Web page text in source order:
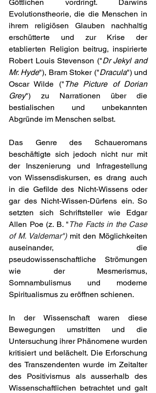
Göttlichen vordringt. Darwins
Evolutionstheorie, die die Menschen in
ihrem religiösen Glauben nachhaltig
erschütterte und zur Krise der
etablierten Religion beitrug, inspirierte
Robert Louis Stevenson ("Dr Jekyl and
Mr. Hyde"), Bram Stoker ("Dracula") und
Oscar Wilde ("The Picture of Dorian
Grey") zu Narrationen über die
bestialischen und unbekannten
Abgründe im Menschen selbst.
Das Genre des Schaueromans
beschäftigte sich jedoch nicht nur mit
der Inszenierung und Infragestellung
von Wissensdiskursen, es drang auch
in die Gefilde des Nicht-Wissens oder
gar des Nicht-Wissen-Dürfens ein. So
setzten sich Schriftsteller wie Edgar
Allen Poe (z. B. "The Facts in the Case
of M. Valdemar") mit den Möglichkeiten
auseinander, die
pseudowissenschaftliche Strömungen
wie der Mesmerismus,
Somnambulismus und moderne
Spiritualismus zu eröffnen schienen.
In der Wissenschaft waren diese
Bewegungen umstritten und die
Untersuchung ihrer Phänomene wurden
kritisiert und belächelt. Die Erforschung
des Transzendenten wurde im Zeitalter
des Positivismus als ausserhalb des
Wissenschaftlichen betrachtet und galt